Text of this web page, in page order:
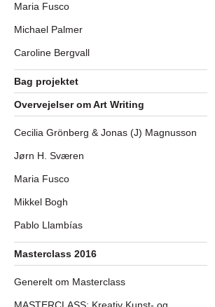
Maria Fusco
Michael Palmer
Caroline Bergvall
Bag projektet
Overvejelser om Art Writing
Cecilia Grönberg & Jonas (J) Magnusson
Jørn H. Sværen
Maria Fusco
Mikkel Bogh
Pablo Llambías
Masterclass 2016
Generelt om Masterclass